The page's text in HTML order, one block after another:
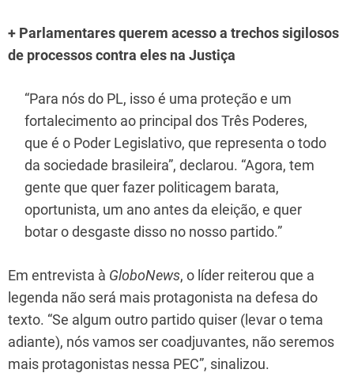
+ Parlamentares querem acesso a trechos sigilosos
de processos contra eles na Justiça
“Para nós do PL, isso é uma proteção e um
fortalecimento ao principal dos Três Poderes,
que é o Poder Legislativo, que representa o todo
da sociedade brasileira”, declarou. “Agora, tem
gente que quer fazer politicagem barata,
oportunista, um ano antes da eleição, e quer
botar o desgaste disso no nosso partido.”
Em entrevista à GloboNews, o líder reiterou que a
legenda não será mais protagonista na defesa do
texto. “Se algum outro partido quiser (levar o tema
adiante), nós vamos ser coadjuvantes, não seremos
mais protagonistas nessa PEC”, sinalizou.